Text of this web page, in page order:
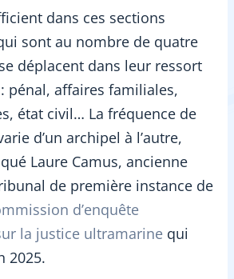
dans ces sections
sont au nombre de quatre
déplacent dans leur ressort
pénal, affaires familiales,
état civil… La fréquence de
d’un archipel à l’autre,
Laure Camus, ancienne
de première instance de
d’enquête
la justice ultramarine qui
2025.